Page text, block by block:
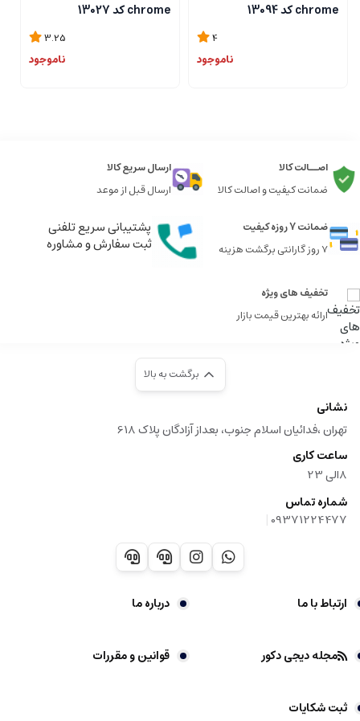
chrome کد 13094
4
ناموجود
chrome کد 13027
3.25
ناموجود
اصــالت کالا
ضمانت کیفیت و اصالت کالا
ارسال سریع کالا
ارسال قبل از موعد
ضمانت 7 روزه کیفیت
7 روز گارانتی برگشت هزینه
پشتیبانی سریع تلفنی
ثبت سفارش و مشاوره
تخفیف های ویژه
ارائه بهترین قیمت بازار
برگشت به بالا
نشانی
تهران ،فدائیان اسلام جنوب، بعداز آزادگان پلاک 618
ساعت کاری
8الی 23
شماره تماس
09371224477
|
ارتباط با ما درباره ما
مجله دیجی دکور قوانین و مقررات
ثبت شکایات